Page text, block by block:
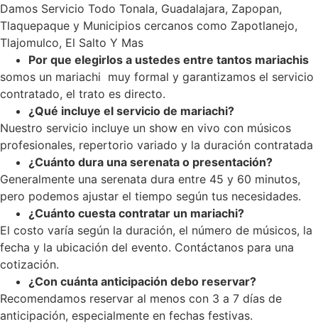
Damos Servicio Todo Tonala, Guadalajara, Zapopan,
Tlaquepaque y Municipios cercanos como Zapotlanejo,
Tlajomulco, El Salto Y Mas
Por que elegirlos a ustedes entre tantos mariachis
somos un mariachi muy formal y garantizamos el servicio
contratado, el trato es directo.
¿Qué incluye el servicio de mariachi?
Nuestro servicio incluye un show en vivo con músicos
profesionales, repertorio variado y la duración contratada
¿Cuánto dura una serenata o presentación?
Generalmente una serenata dura entre 45 y 60 minutos,
pero podemos ajustar el tiempo según tus necesidades.
¿Cuánto cuesta contratar un mariachi?
El costo varía según la duración, el número de músicos, la
fecha y la ubicación del evento. Contáctanos para una
cotización.
¿Con cuánta anticipación debo reservar?
Recomendamos reservar al menos con 3 a 7 días de
anticipación, especialmente en fechas festivas.